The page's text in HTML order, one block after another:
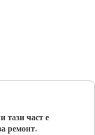
тази част е
ремонт.